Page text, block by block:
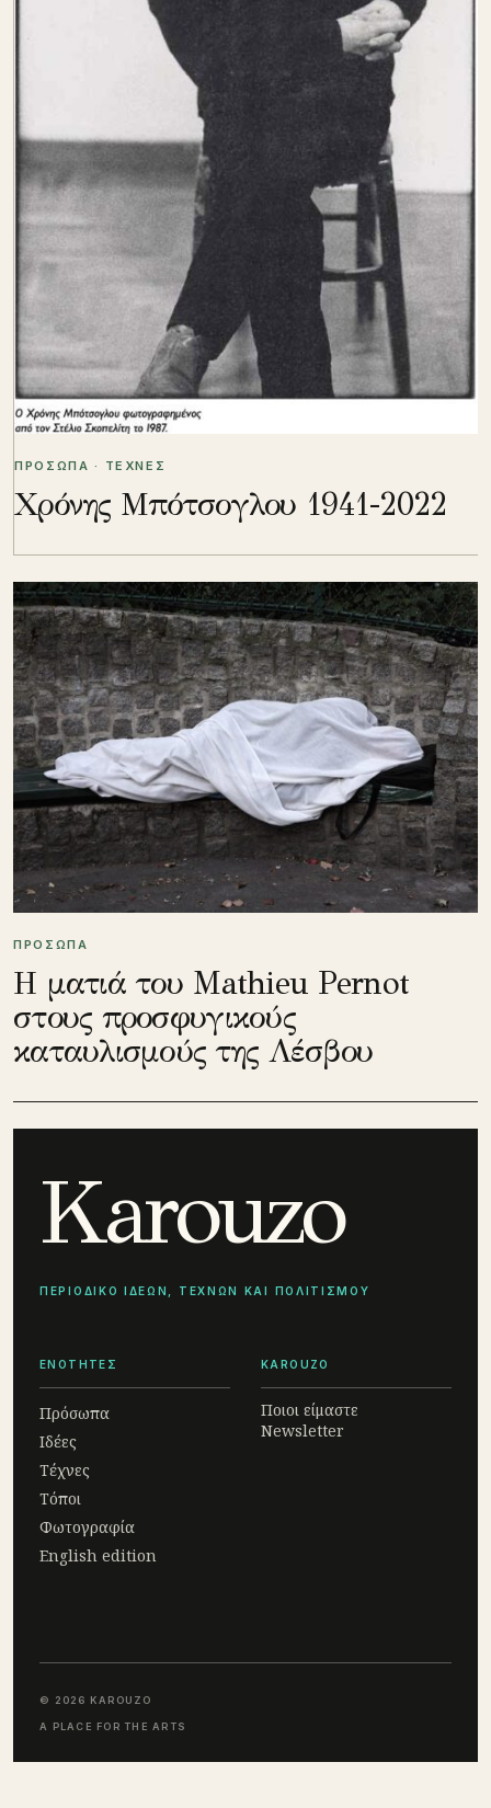
ΠΡΟΣΩΠΑ · ΤΕΧΝΕΣ
Χρόνης Μπότσογλου 1941-2022
ΠΡΟΣΩΠΑ
Η ματιά του Mathieu Pernot
στους προσφυγικούς
καταυλισμούς της Λέσβου
Karouzo
ΠΕΡΙΟΔΙΚΟ ΙΔΕΩΝ, ΤΕΧΝΩΝ ΚΑΙ ΠΟΛΙΤΙΣΜΟΥ
ΕΝΟΤΗΤΕΣ
Πρόσωπα
Ιδέες
Τέχνες
Τόποι
Φωτογραφία
English edition
KAROUZO
Ποιοι είμαστε
Newsletter
© 2026 KAROUZO
A PLACE FOR THE ARTS